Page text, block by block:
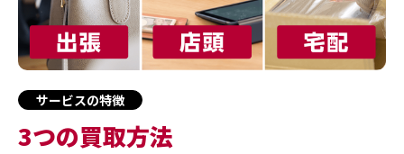
サービスの特徴
3つの買取方法